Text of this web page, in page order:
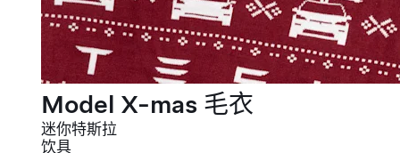
Model X-mas 毛衣
迷你特斯拉
饮具